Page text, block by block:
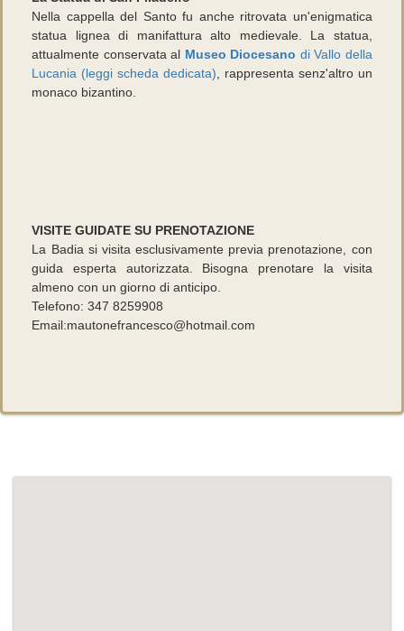
Nella cappella del Santo fu anche ritrovata un'enigmatica
statua lignea di manifattura alto medievale. La statua,
attualmente conservata al Museo Diocesano di Vallo della
Lucania (leggi scheda dedicata) , rappresenta senz'altro un
monaco bizantino.
VISITE GUIDATE SU PRENOTAZIONE
La Badia si visita esclusivamente previa prenotazione, con
guida esperta autorizzata. Bisogna prenotare la visita
almeno con un giorno di anticipo.
Telefono: 347 8259908
Email:mautonefrancesco@hotmail.com